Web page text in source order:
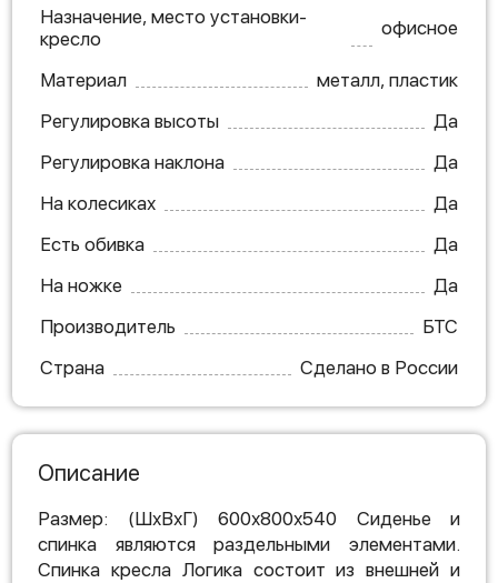
Назначение, место установки-
кресло
офисное
Материал
металл, пластик
Регулировка высоты
Да
Регулировка наклона
Да
На колесиках
Да
Есть обивка
Да
На ножке
Да
Производитель
БТС
Страна
Сделано в России
Описание
Размер: (ШхВхГ) 600х800х540 Сиденье и
спинка являются раздельными элементами.
Спинка кресла Логика состоит из внешней и